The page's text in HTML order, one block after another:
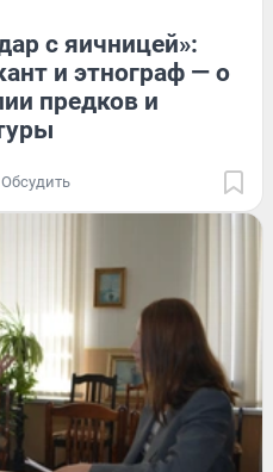
с яичницей»:
и этнограф — о
предков и
Обсудить